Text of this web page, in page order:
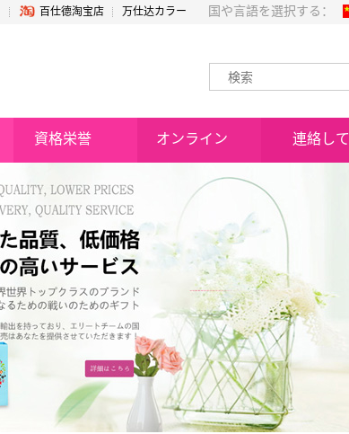
百仕德淘宝店 万仕达カラー 国や言語を選択する：
資格栄誉 オンライン 連絡して